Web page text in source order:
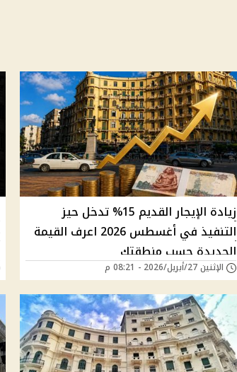
زيادة الإيجار القديم 15% تدخل حيز
التنفيذ في أغسطس 2026 اعرف القيمة
الجديدة حسب منطقتك
الإثنين 27/أبريل/2026 - 08:21 م